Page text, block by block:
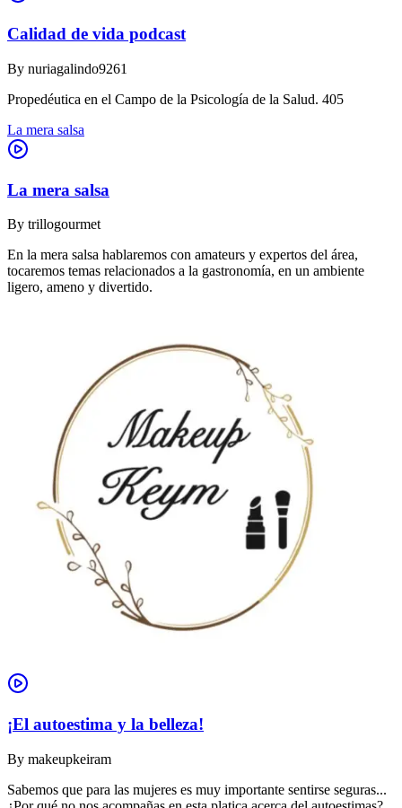
Calidad de vida podcast
By nuriagalindo9261
Propedéutica en el Campo de la Psicología de la Salud. 405
La mera salsa
La mera salsa
By trillogourmet
En la mera salsa hablaremos con amateurs y expertos del área,
tocaremos temas relacionados a la gastronomía, en un ambiente
ligero, ameno y divertido.
¡El autoestima y la belleza!
By makeupkeiram
Sabemos que para las mujeres es muy importante sentirse seguras...